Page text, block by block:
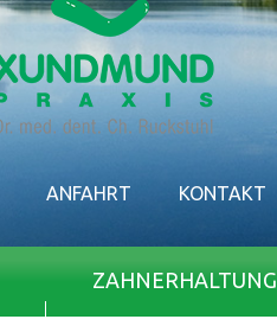
ANFAHRT KONTAKT
ZAHNERHALTUNG